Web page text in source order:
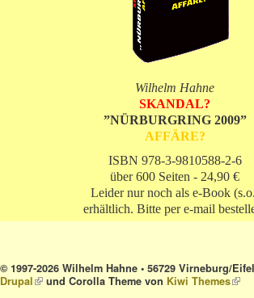
Wilhelm Hahne
SKANDAL?
”NÜRBURGRING 2009”
AFFÄRE?
ISBN 978-3-9810588-2-6
über 600 Seiten - 24,90 €
Leider nur noch als e-Book
erhältlich. Bitte per e-mail
© 1997-2026 Wilhelm Hahne • 56729 Virneburg/
Drupal(link is external)
und Corolla Theme von Kiwi Themes(link